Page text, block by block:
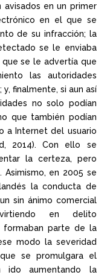
en un primer
en el que se
de su infracción; la
se le enviaba
se le advertía que
las autoridades
finalmente, si aun así
no solo podían
que también podían
a Internet del usuario
2014). Con ello se
la certeza, pero
en 2005 se
la conducta de
sin ánimo comercial
en delito
formaban parte de la
modo la severidad
se promulgara el
ido aumentando la